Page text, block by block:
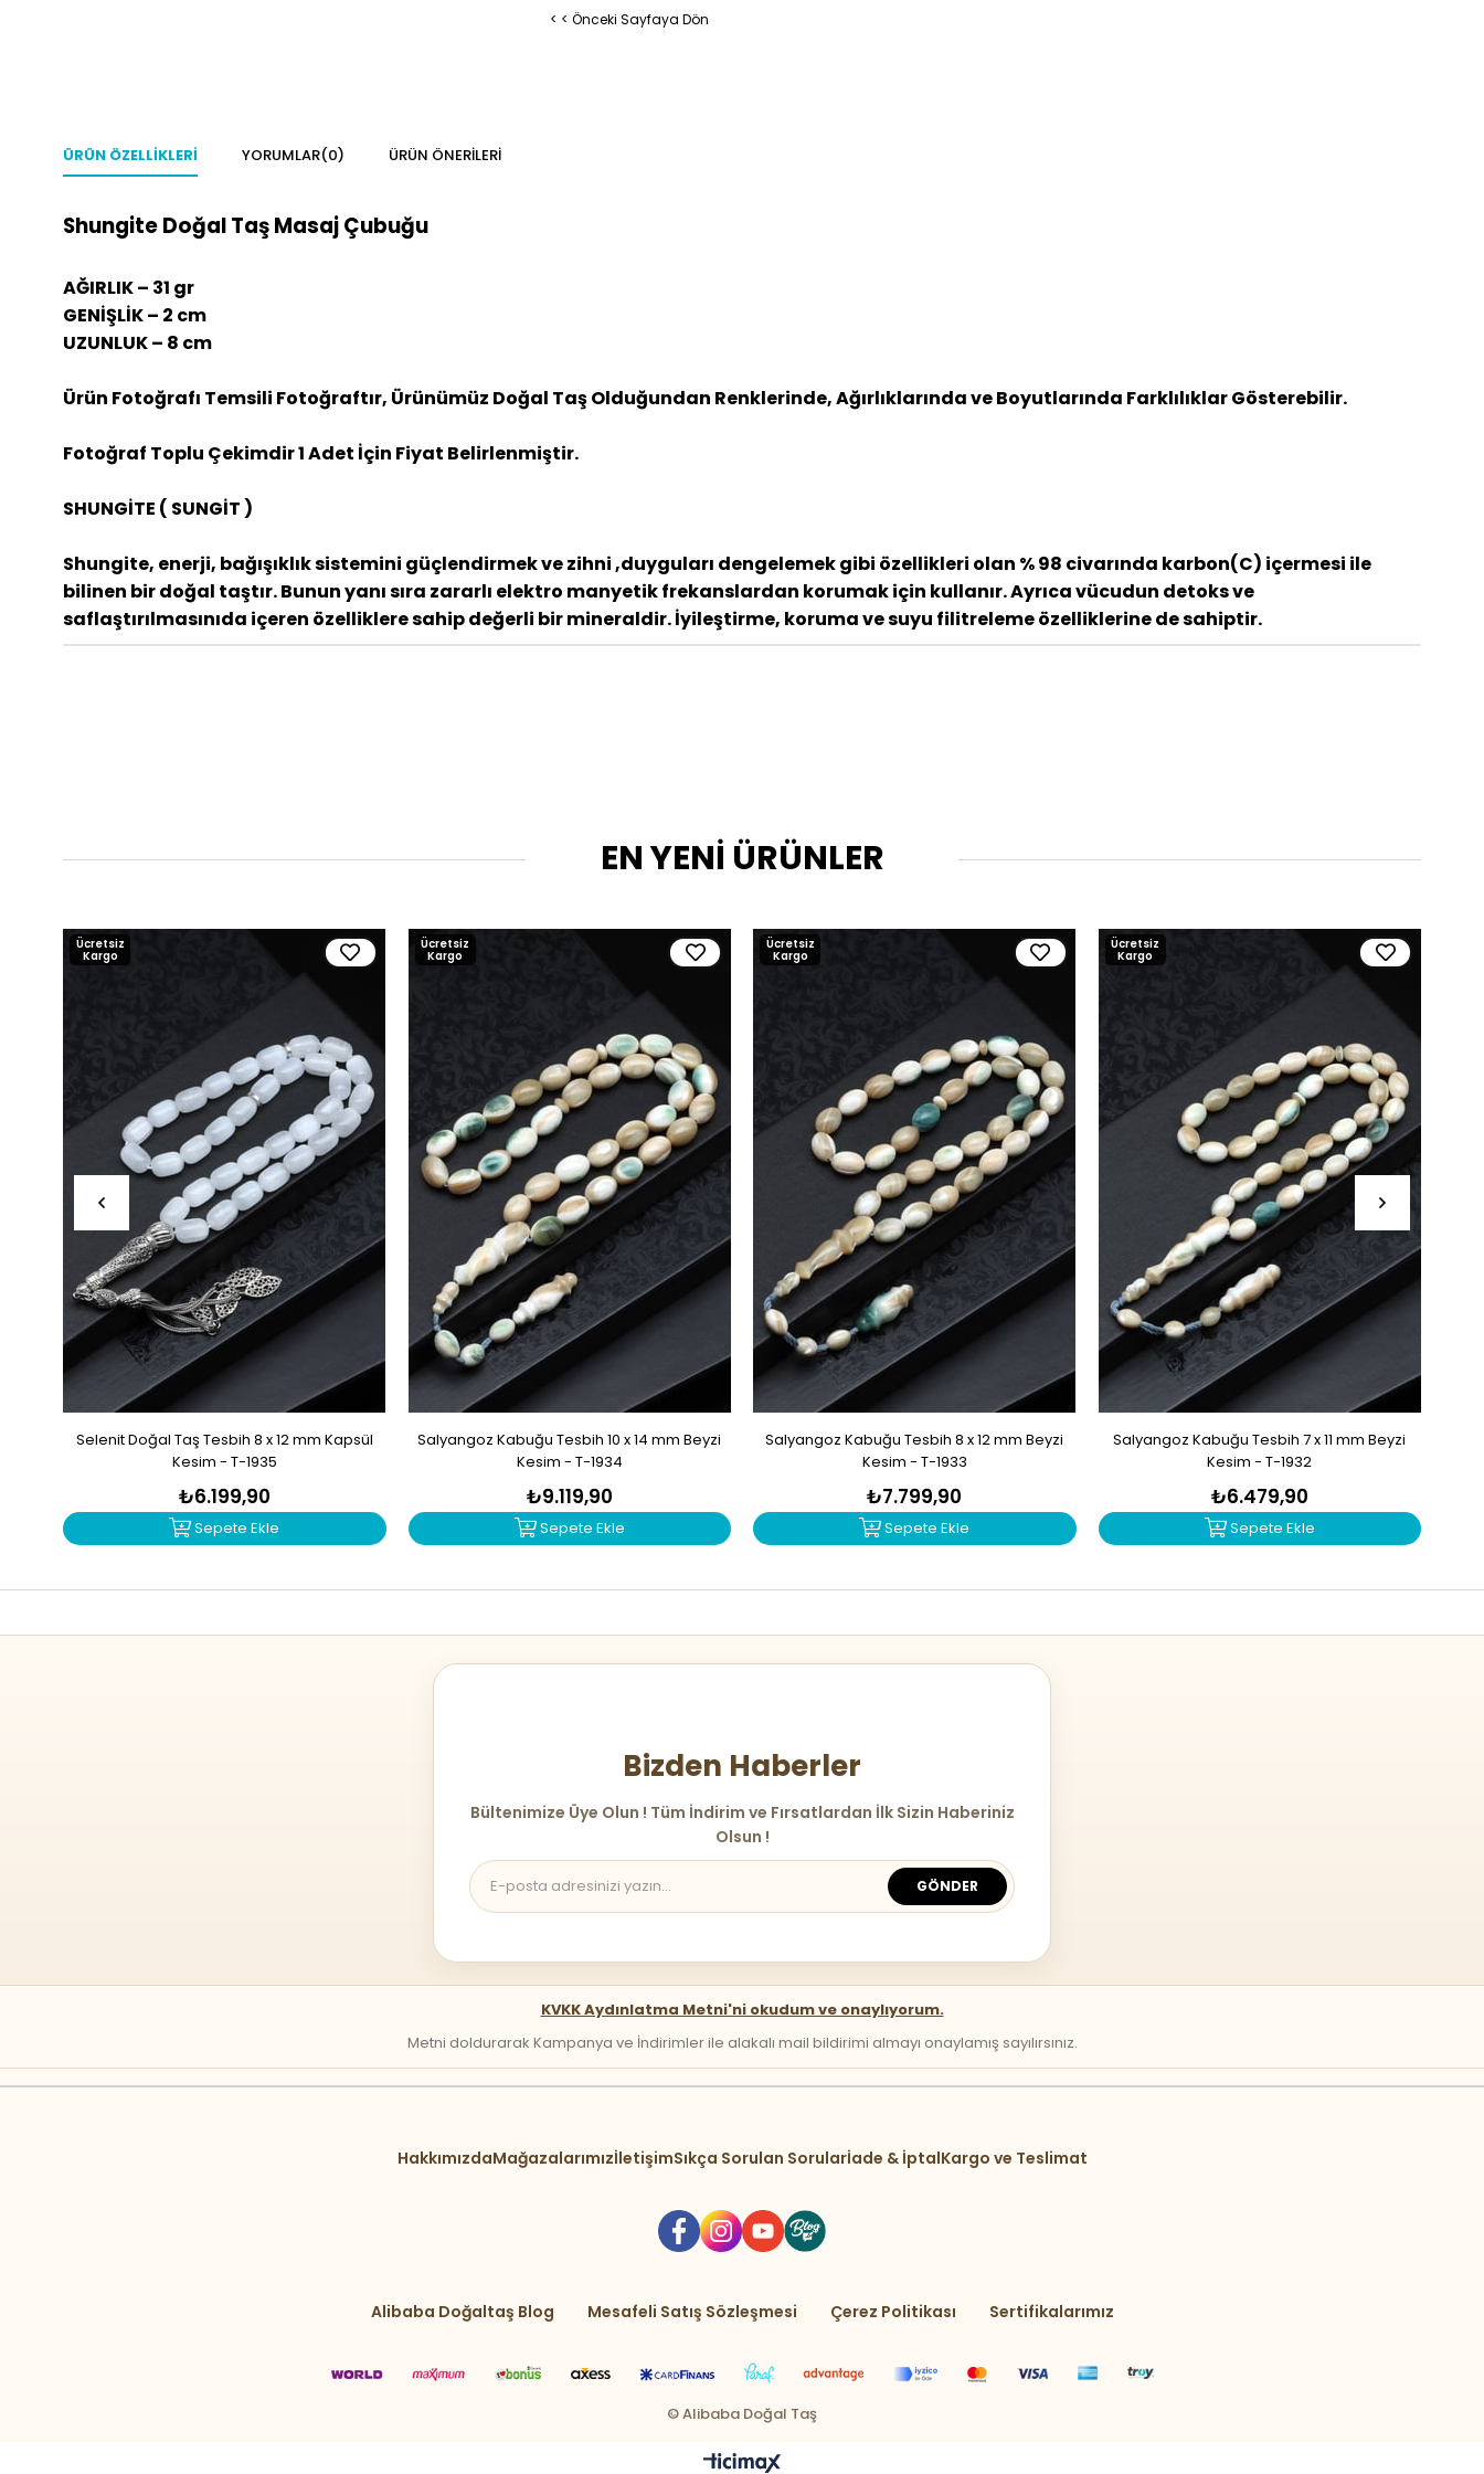
< < Önceki Sayfaya Dön
ÜRÜN ÖZELLIKLERI YORUMLAR(0) ÜRÜN ÖNERILERI
Shungite Doğal Taş Masaj Çubuğu
AĞIRLIK – 31 gr
GENİŞLİK – 2 cm
UZUNLUK – 8 cm
Ürün Fotoğrafı Temsili Fotoğraftır, Ürünümüz Doğal Taş Olduğundan Renklerinde, Ağırlıklarında ve Boyutlarında Farklılıklar Gösterebilir.
Fotoğraf Toplu Çekimdir 1 Adet İçin Fiyat Belirlenmiştir.
SHUNGİTE ( SUNGİT )
Shungite, enerji, bağışıklık sistemini güçlendirmek ve zihni ,duyguları dengelemek gibi özellikleri olan % 98 civarında karbon(C) içermesi ile
bilinen bir doğal taştır. Bunun yanı sıra zararlı elektro manyetik frekanslardan korumak için kullanır. Ayrıca vücudun detoks ve
saflaştırılmasınıda içeren özelliklere sahip değerli bir mineraldir. İyileştirme, koruma ve suyu filitreleme özelliklerine de sahiptir.
EN YENİ ÜRÜNLER
Selenit Doğal Taş Tesbih 8 x 12 mm Kapsül
Kesim - T-1935
₺6.199,90
Sepete Ekle
Ücretsiz
Kargo
Salyangoz Kabuğu Tesbih 10 x 14 mm Beyzi
Kesim - T-1934
₺9.119,90
Sepete Ekle
Ücretsiz
Kargo
Salyangoz Kabuğu Tesbih 8 x 12 mm Beyzi
Kesim - T-1933
₺7.799,90
Sepete Ekle
Ücretsiz
Kargo
Salyangoz Kabuğu Tesbih 7 x 11 mm Beyzi
Kesim - T-1932
₺6.479,90
Sepete Ekle
Ücretsiz
Kargo
Bizden Haberler
Bültenimize Üye Olun ! Tüm İndirim ve Fırsatlardan İlk Sizin Haberiniz
Olsun !
GÖNDER
KVKK Aydınlatma Metni'ni okudum ve onaylıyorum.
Metni doldurarak Kampanya ve İndirimler ile alakalı mail bildirimi almayı onaylamış sayılırsınız.
HakkımızdaMağazalarımızİletişimSıkça Sorulan Sorularİade & İptalKargo ve Teslimat
Alibaba Doğaltaş Blog Mesafeli Satış Sözleşmesi Çerez Politikası Sertifikalarımız